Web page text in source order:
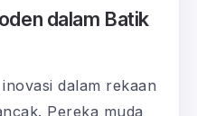
dalam Batik
dalam rekaan
Pereka muda